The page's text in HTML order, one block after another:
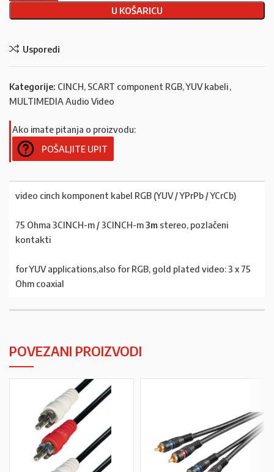
U KOŠARICU
Usporedi
Kategorije: CINCH, SCART component RGB, YUV kabeli,
MULTIMEDIA Audio Video
Ako imate pitanja o proizvodu:
POŠALJITE UPIT
video cinch komponent kabel RGB (YUV / YPrPb / YCrCb)
75 Ohma 3CINCH-m / 3CINCH-m3m stereo, pozlačeni
kontakti
for YUV applications,also for RGB, gold plated video: 3 x 75
Ohm coaxial
POVEZANI PROIZVODI